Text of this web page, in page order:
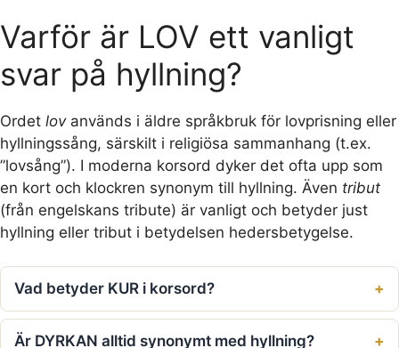
Varför är LOV ett vanligt
svar på hyllning?
Ordet lovanvänds i äldre språkbruk för lovprisning eller
hyllningssång, särskilt i religiösa sammanhang (t.ex.
”lovsång”). I moderna korsord dyker det ofta upp som
en kort och klockren synonym till hyllning. Även tribut
(från engelskans tribute) är vanligt och betyder just
hyllning eller tribut i betydelsen hedersbetygelse.
Vad betyder KUR i korsord?
Är DYRKAN alltid synonymt med hyllning?